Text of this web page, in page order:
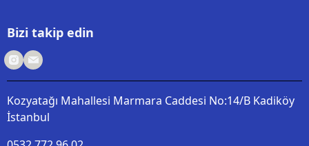
Bizi takip edin
Kozyatağı Mahallesi Marmara Caddesi No:14/B Kadiköy
İstanbul